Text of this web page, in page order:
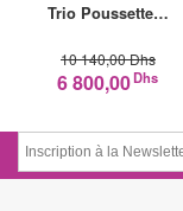
Trio Poussette…
10 140,00 Dhs
6 800,00Dhs